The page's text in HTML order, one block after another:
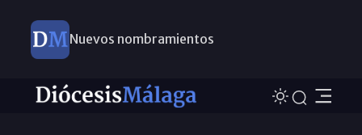
Nuevos nombramientos